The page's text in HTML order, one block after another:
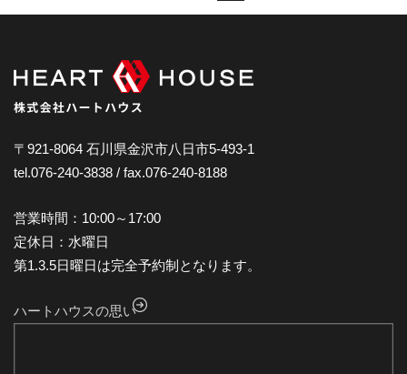
2025年2月
2024年12月
2024年11月
2024年10月
2024年9月
2024年7月
2024年6月
2024年4月
〒921-8064 石川県金沢市八日市5-493-1
tel.076-240-3838 / fax.076-240-8188
営業時間：10:00～17:00
定休日：水曜日
第1.3.5日曜日は完全予約制となります。
ハートハウスの思い